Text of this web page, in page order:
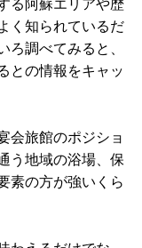
る阿蘇エリアや歴
く知られているだ
ろ調べてみると、
との情報をキャッ
会旅館のポジショ
う地域の浴場、保
素の方が強いくら